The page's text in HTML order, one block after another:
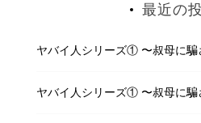
最近の
ヤバイ人シリーズ① 〜叔母に
ヤバイ人シリーズ① 〜叔母に